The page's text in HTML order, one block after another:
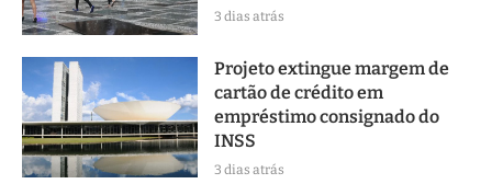
3 dias atrás
Projeto extingue margem de
cartão de crédito em
empréstimo consignado do
INSS
3 dias atrás